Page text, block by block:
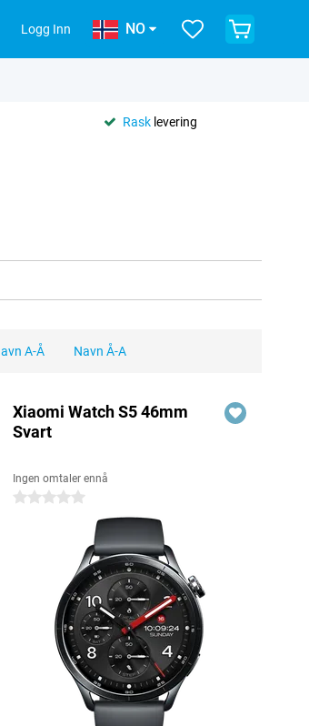
Logg Inn NO
Rask levering
A-Å Navn Å-A
Xiaomi Watch S5 46mm
Svart
Ingen omtaler ennå
0 stjerner